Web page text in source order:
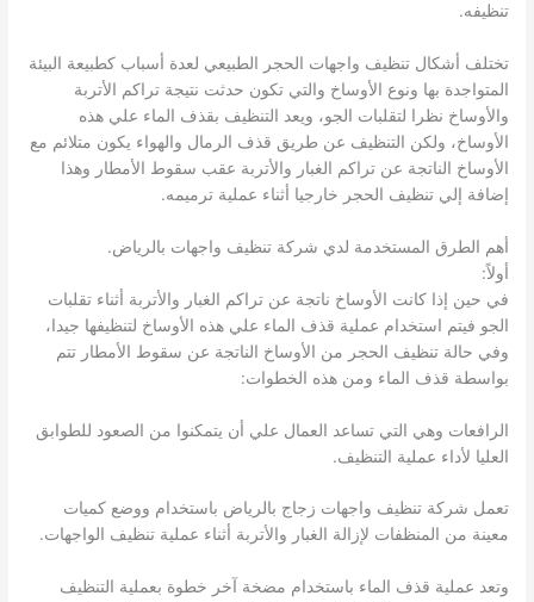
تنظيفه.
تختلف أشكال تنظيف واجهات الحجر الطبيعي لعدة أسباب كطبيعة البيئة
المتواجدة بها ونوع الأوساخ والتي تكون حدثت نتيجة تراكم الأتربة
والأوساخ نظرا لتقلبات الجو، ويعد التنظيف بقذف الماء علي هذه
الأوساخ، ولكن التنظيف عن طريق قذف الرمال والهواء يكون متلائم مع
الأوساخ الناتجة عن تراكم الغبار والأتربة عقب سقوط الأمطار وهذا
إضافة إلي تنظيف الحجر خارجيا أثناء عملية ترميمه.
أهم الطرق المستخدمة لدي شركة تنظيف واجهات بالرياض.
أولاً:
في حين إذا كانت الأوساخ ناتجة عن تراكم الغبار والأتربة أثناء تقلبات
الجو فيتم استخدام عملية قذف الماء علي هذه الأوساخ لتنظيفها جيدا،
وفي حالة تنظيف الحجر من الأوساخ الناتجة عن سقوط الأمطار تتم
بواسطة قذف الماء ومن هذه الخطوات:
الرافعات وهي التي تساعد العمال علي أن يتمكنوا من الصعود للطوابق
العليا لأداء عملية التنظيف.
تعمل شركة تنظيف واجهات زجاج بالرياض باستخدام ووضع كميات
معينة من المنظفات لإزالة الغبار والأتربة أثناء عملية تنظيف الواجهات.
وتعد عملية قذف الماء باستخدام مضخة آخر خطوة بعملية التنظيف